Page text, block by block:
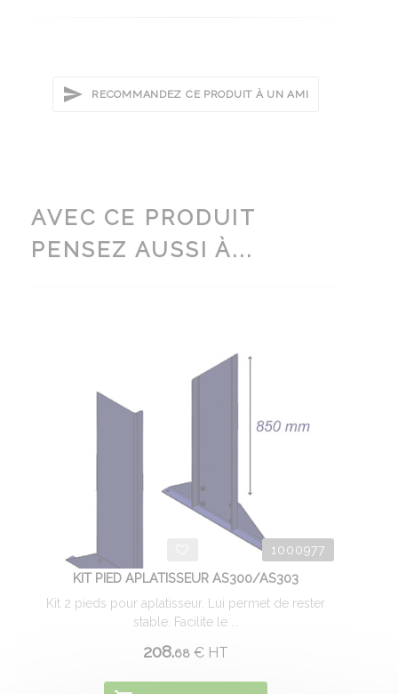
RECOMMANDEZ CE PRODUIT À UN AMI
AVEC CE PRODUIT
PENSEZ AUSSI À...
1000977
KIT PIED APLATISSEUR AS300/AS303
Kit 2 pieds pour aplatisseur. Lui permet de rester
stable. Facilite le ...
208.68 € HT